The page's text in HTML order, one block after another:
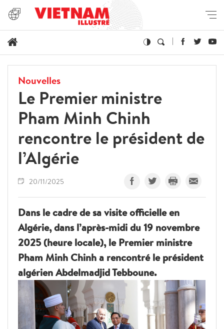
Nouvelles
Le Premier ministre
Pham Minh Chinh
rencontre le président de
l’Algérie
20/11/2025
Dans le cadre de sa visite officielle en
Algérie, dans l’après-midi du 19 novembre
2025 (heure locale), le Premier ministre
Pham Minh Chinh a rencontré le président
algérien Abdelmadjid Tebboune.